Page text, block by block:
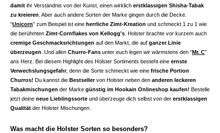
damit ihr Verständnis von der Kunst, einen wirklich erstklassigen Shisha-Tabak
zu kreieren . Aber auch andere Sorten der Marke gingen durch die Decke.
“Unicorn” zum Beispiel ist eine herrliche Zimt-Kreation und schmeckt 1 zu 1 wie
die berühmten Zimt-Cornflakes von Kellogg's . Holster brachte vor kurzem auch
cremige Geschmacksrichtungen auf den Markt, die auf ganzer Linie
überzeugen . Und allen Churro-Fans unter euch legen wir wärmstens den “Mr. C”
ans Herz. Bei diesem Highlight des Holster Sortiments besteht eine ernste
Verwechslungsgefahr, denn die Sorte schmeckt wie eine frische Portion
Churros! Du kannst die Bestsellervon Holster neben den anderen leckeren
Tabakmischungen der Marke günstig im Hookain Onlineshop kaufen! Bestelle
jetzt deine neue Lieblingssorte und überzeuge dich selbst von der erstklassigen
Qualität der Holster Mischungen.
Was macht die Holster Sorten so besonders?